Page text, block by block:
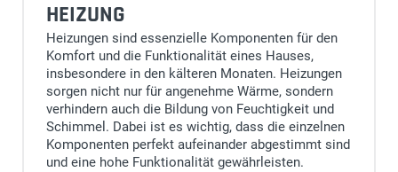
HEIZUNG
Heizungen sind essenzielle Komponenten für den
Komfort und die Funktionalität eines Hauses,
insbesondere in den kälteren Monaten. Heizungen
sorgen nicht nur für angenehme Wärme, sondern
verhindern auch die Bildung von Feuchtigkeit und
Schimmel. Dabei ist es wichtig, dass die einzelnen
Komponenten perfekt aufeinander abgestimmt sind
und eine hohe Funktionalität gewährleisten.